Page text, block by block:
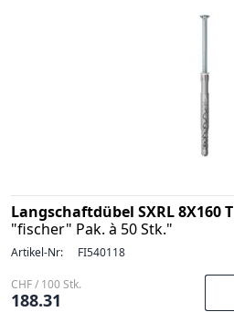
Langschaftdübel SXRL 8X160 T
"fischer" Pak. à 50 Stk."
Artikel-Nr: FI540118
CHF / 100 Stk.
188.31